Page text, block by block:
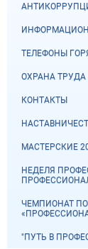
ТЕЛЕФОНЫ
ОХРАНА ТРУДА
КОНТАКТЫ
МАСТЕРСКИЕ
НЕДЕЛЯ
ЧЕМПИОНАТ
"ПУТЬ В